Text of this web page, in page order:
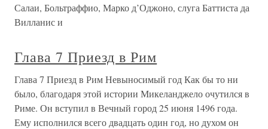
Салаи, Больтраффио, Марко д’Оджоно, слуга Баттиста да
Вилланис и
Глава 7 Приезд в Рим
Глава 7 Приезд в Рим Невыносимый год Как бы то ни
было, благодаря этой истории Микеланджело очутился в
Риме. Он вступил в Вечный город 25 июня 1496 года.
Ему исполнился всего двадцать один год, но духом он